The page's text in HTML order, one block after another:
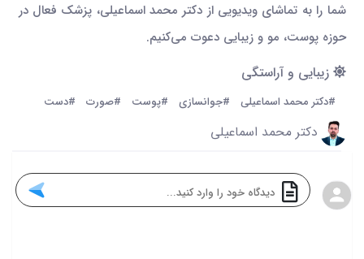
شما را به تماشای ویدیویی از دکتر محمد اسماعیلی، پزشک فعال در
حوزه پوست، مو و زیبایی دعوت می‌کنیم.
زیبایی و آراستگی
#دکتر محمد اسماعیلی #جوانسازی #پوست #صورت #دست
دکتر محمد اسماعیلی